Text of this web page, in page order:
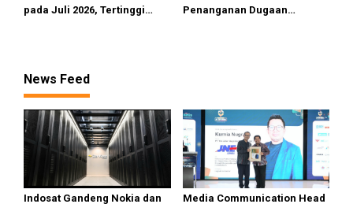
pada Juli 2026, Tertinggi
Penanganan Dugaan
News Feed
Indosat Gandeng Nokia dan Media Communication Head